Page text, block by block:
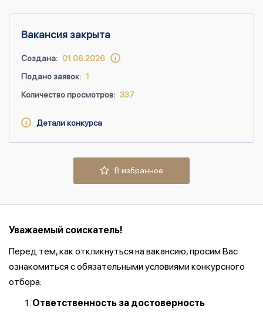
Вакансия закрыта
Создана: 01.06.2026
Подано заявок: 1
Количество просмотров: 337
Детали конкурса
В избранное
Уважаемый соискатель!
Перед тем, как откликнуться на вакансию, просим Вас
ознакомиться с обязательными условиями конкурсного
отбора:
Ответственность за достоверность